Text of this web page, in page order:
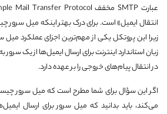
زبان استاندارد اینترنت برای ارسال ایمیل‌ها از یک
در انتقال پیام‌های خروجی را بر عهده دارد.
اگر این سؤال برای شما مطرح است که میل سرور